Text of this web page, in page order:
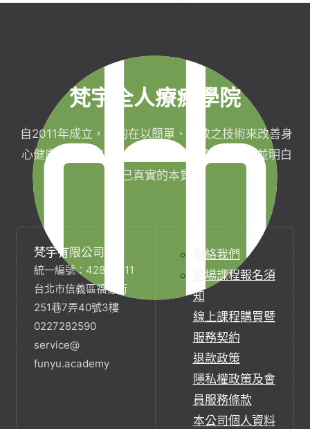
梵宇全人療癒學院
自2011年成立，目的在以簡單、有效之技術來改善身
心健康，協助完成生命目標與實現靈性生活，並明白
自己真實的本質。
梵宇有限公司
統一編號：42854211
台北市信義區福德街
251巷7弄40號3樓
0227282590
service@
funyu.academy
聯絡我們
現場課程報名須
知
線上課程購買暨
服務契約
退款政策
隱私權政策及會
員服務條款
本公司個人資料